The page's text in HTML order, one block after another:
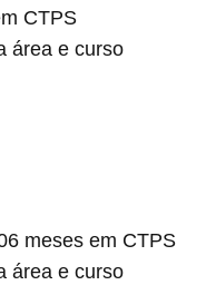
CTPS
área e curso
meses em CTPS
área e curso